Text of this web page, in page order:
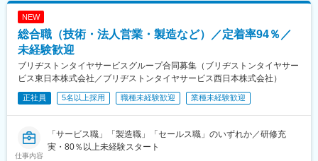
NEW
総合職（技術・法人営業・製造など）／定着率94％／
未経験歓迎
ブリヂストンタイヤサービスグループ合同募集（ブリヂストンタイヤサー
ビス東日本株式会社／ブリヂストンタイヤサービス西日本株式会社）
正社員 5名以上採用 職種未経験歓迎 業種未経験歓迎
仕事内容
「サービス職」「製造職」「セールス職」のいずれか／研修充
実・80％以上未経験スタート